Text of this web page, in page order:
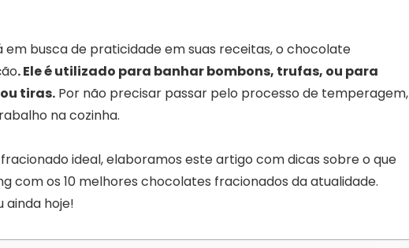
busca de praticidade em suas receitas, o chocolate
. Ele é utilizado para banhar bombons, trufas, ou para
tiras. Por não precisar passar pelo processo de temperagem,
na cozinha.
ideal, elaboramos este artigo com dicas sobre o que
com os 10 melhores chocolates fracionados da atualidade.
ainda hoje!